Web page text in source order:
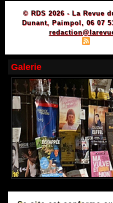
© RDS 2026 - La Revue
Dunant, Paimpol, 06 07
Galerie